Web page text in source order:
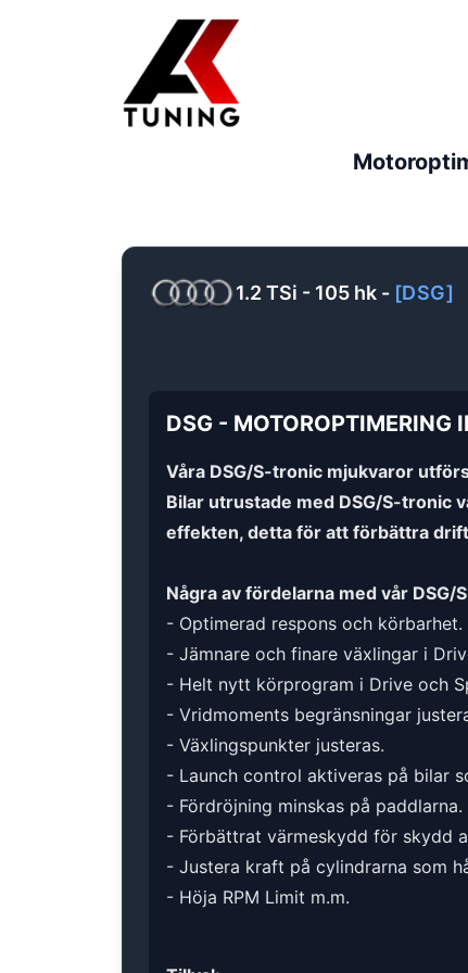
1.2 TSi - 105 hk - [DSG]
DSG - MOTOROPTIMERING
Våra DSG/S-tronic mjukvaror
Bilar utrustade med DSG/S-tronic
effekten, detta för att förbättra
Några av fördelarna med vår DSG/
- Optimerad respons och körbarhet.
- Jämnare och finare växlingar i
- Helt nytt körprogram i Drive och
- Vridmoments begränsningar
- Växlingspunkter justeras.
- Launch control aktiveras på bilar
- Fördröjning minskas på paddlarna.
- Förbättrat värmeskydd för skydd
- Justera kraft på cylindrarna som
- Höja RPM Limit m.m.